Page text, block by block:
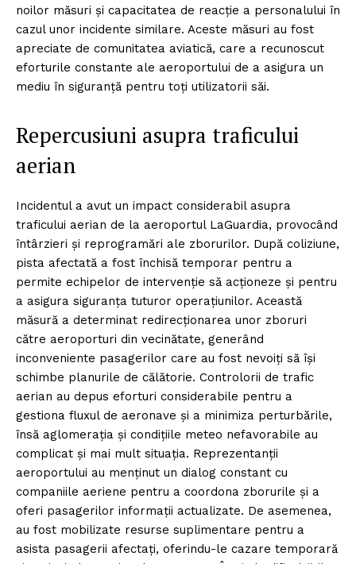
noilor măsuri și capacitatea de reacție a personalului în
cazul unor incidente similare. Aceste măsuri au fost
apreciate de comunitatea aviatică, care a recunoscut
eforturile constante ale aeroportului de a asigura un
mediu în siguranță pentru toți utilizatorii săi.
Repercusiuni asupra traficului
aerian
Incidentul a avut un impact considerabil asupra
traficului aerian de la aeroportul LaGuardia, provocând
întârzieri și reprogramări ale zborurilor. După coliziune,
pista afectată a fost închisă temporar pentru a
permite echipelor de intervenție să acționeze și pentru
a asigura siguranța tuturor operațiunilor. Această
măsură a determinat redirecționarea unor zboruri
către aeroporturi din vecinătate, generând
inconveniente pasagerilor care au fost nevoiți să își
schimbe planurile de călătorie. Controlorii de trafic
aerian au depus eforturi considerabile pentru a
gestiona fluxul de aeronave și a minimiza perturbările,
însă aglomerația și condițiile meteo nefavorabile au
complicat și mai mult situația. Reprezentanții
aeroportului au menținut un dialog constant cu
companiile aeriene pentru a coordona zborurile și a
oferi pasagerilor informații actualizate. De asemenea,
au fost mobilizate resurse suplimentare pentru a
asista pasagerii afectați, oferindu-le cazare temporară